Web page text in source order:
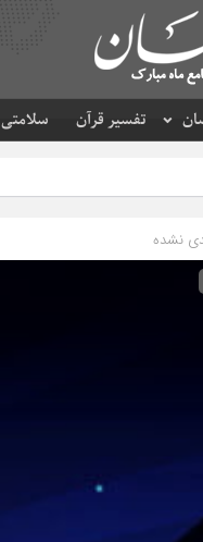
تفسیر قرآن سلامتی
نشده